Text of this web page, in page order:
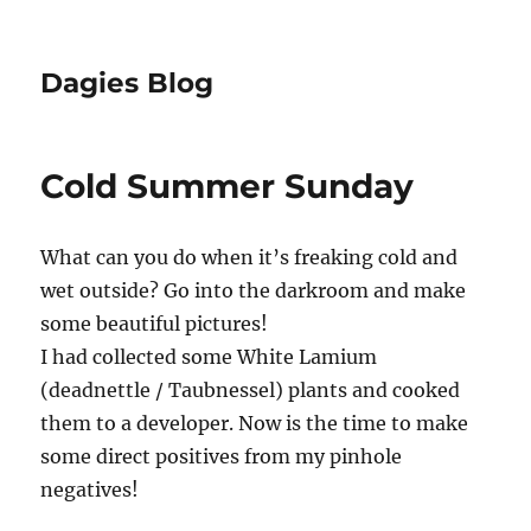
Dagies Blog
Cold Summer Sunday
What can you do when it’s freaking cold and
wet outside? Go into the darkroom and make
some beautiful pictures!
I had collected some White Lamium
(deadnettle / Taubnessel) plants and cooked
them to a developer. Now is the time to make
some direct positives from my pinhole
negatives!